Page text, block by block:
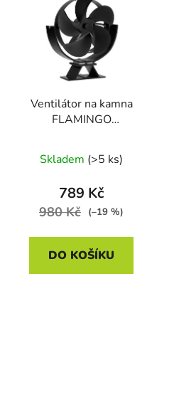
Ventilátor na kamna
FLAMINGO
černý
Skladem (>5 ks)
789 Kč
980 Kč (–19 %)
DO KOŠÍKU